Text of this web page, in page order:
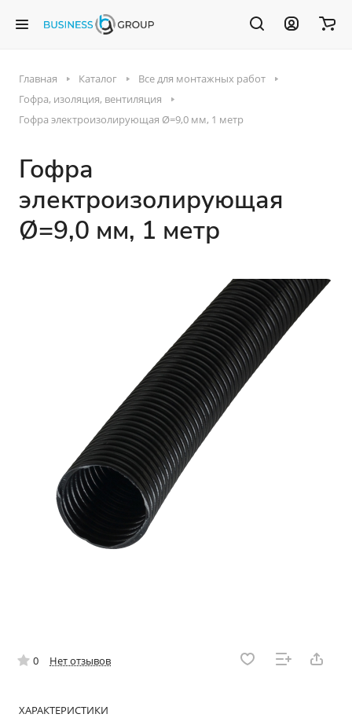
Главная Каталог
Все для монтажных работ
Гофра, изоляция, вентиляция
Гофра электроизолирующая Ø=9,0 мм, 1 метр
Гофра
электроизолирующая
Ø=9,0 мм, 1 метр
0 Нет отзывов
ХАРАКТЕРИСТИКИ